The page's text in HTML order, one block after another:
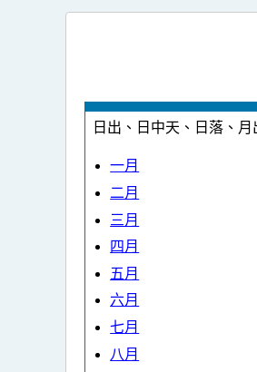
2015
曆
日出、日中天、日落、
一月
二月
三月
四月
五月
六月
七月
八月